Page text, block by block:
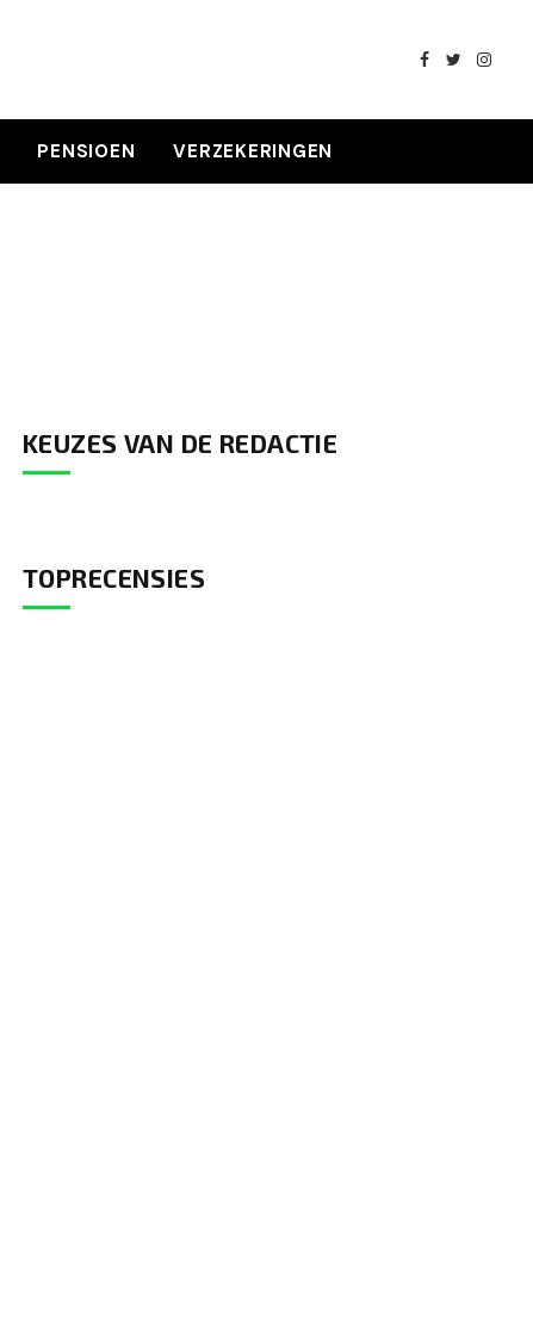
Facebook
Twitter
PENSIOEN VERZEKERINGEN
KEUZES VAN DE REDACTIE
TOPRECENSIES